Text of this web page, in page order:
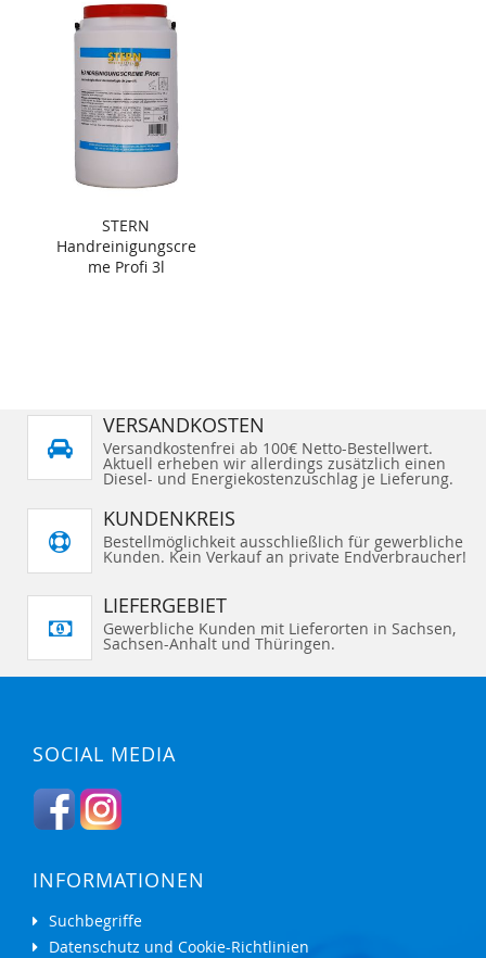
STERN
Handreinigungscre
me Profi 3l
VERSANDKOSTEN
Versandkostenfrei ab 100€ Netto-Bestellwert.
Aktuell erheben wir allerdings zusätzlich einen
Diesel- und Energiekostenzuschlag je Lieferung.
KUNDENKREIS
Bestellmöglichkeit ausschließlich für gewerbliche
Kunden. Kein Verkauf an private Endverbraucher!
LIEFERGEBIET
Gewerbliche Kunden mit Lieferorten in Sachsen,
Sachsen-Anhalt und Thüringen.
SOCIAL MEDIA
INFORMATIONEN
Suchbegriffe
Datenschutz und Cookie-Richtlinien